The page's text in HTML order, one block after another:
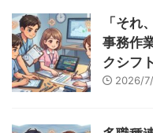
「それ
事務作
クシフ
2026/